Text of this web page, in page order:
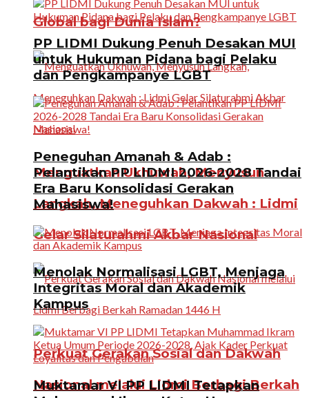
Global bagi Dunia Islam?
Menguatkan Ukhuwah, Menyusun
Langkah, Meneguhkan Dakwah : Lidmi
Gelar Silaturahmi Akbar Nasional
Perkuat Gerakan Sosial dan Dakwah
Nasional melalui Lidmi Berbagi Berkah
PP LIDMI Dukung Penuh Desakan MUI
untuk Hukuman Pidana bagi Pelaku
dan Pengkampanye LGBT
Peneguhan Amanah & Adab :
Pelantikan PP LIDMI 2026-2028 Tandai
Era Baru Konsolidasi Gerakan
Mahasiswa!
Menolak Normalisasi LGBT, Menjaga
Integritas Moral dan Akademik
Kampus
Muktamar VI PP LIDMI Tetapkan